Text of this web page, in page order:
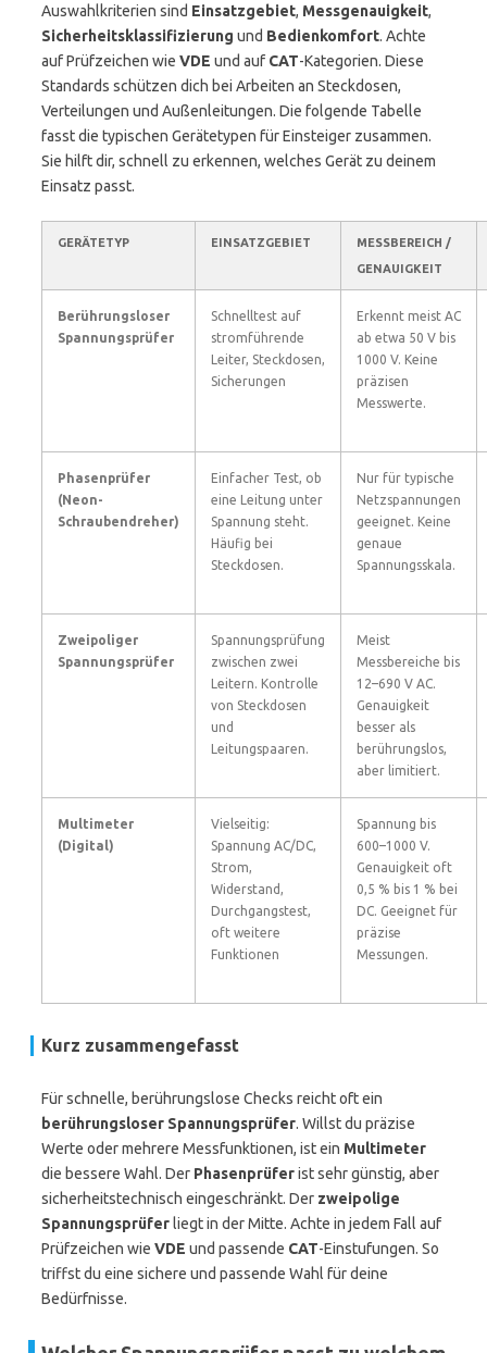
Auswahlkriterien sind Einsatzgebiet, Messgenauigkeit,
Sicherheitsklassifizierung und Bedienkomfort. Achte
auf Prüfzeichen wie VDE und auf CAT-Kategorien. Diese
Standards schützen dich bei Arbeiten an Steckdosen,
Verteilungen und Außenleitungen. Die folgende Tabelle
fasst die typischen Gerätetypen für Einsteiger zusammen.
Sie hilft dir, schnell zu erkennen, welches Gerät zu deinem
Einsatz passt.
GERÄTETYP EINSATZGEBIET
MESSBEREICH /
GENAUIGKEIT
Berührungsloser
Spannungsprüfer
Schnelltest auf
stromführende
Leiter, Steckdosen,
Sicherungen
Erkennt meist AC
ab etwa 50 V bis
1000 V. Keine
präzisen
Messwerte.
Phasenprüfer
(Neon-
Schraubendreher)
Einfacher Test, ob
eine Leitung unter
Spannung steht.
Häufig bei
Steckdosen.
Nur für typische
Netzspannungen
geeignet. Keine
genaue
Spannungsskala.
Zweipoliger
Spannungsprüfer
Spannungsprüfung
zwischen zwei
Leitern. Kontrolle
von Steckdosen
und
Leitungspaaren.
Meist
Messbereiche bis
12–690 V AC.
Genauigkeit
besser als
berührungslos,
aber limitiert.
Multimeter
(Digital)
Vielseitig:
Spannung AC/DC,
Strom,
Widerstand,
Durchgangstest,
oft weitere
Funktionen
Spannung bis
600–1000 V.
Genauigkeit oft
0,5 % bis 1 % bei
DC. Geeignet für
präzise
Messungen.
Kurz zusammengefasst
Für schnelle, berührungslose Checks reicht oft ein
berührungsloser Spannungsprüfer. Willst du präzise
Werte oder mehrere Messfunktionen, ist ein Multimeter
die bessere Wahl. Der Phasenprüferist sehr günstig, aber
sicherheitstechnisch eingeschränkt. Der zweipolige
Spannungsprüfer liegt in der Mitte. Achte in jedem Fall auf
Prüfzeichen wie VDE und passende CAT-Einstufungen. So
triffst du eine sichere und passende Wahl für deine
Bedürfnisse.